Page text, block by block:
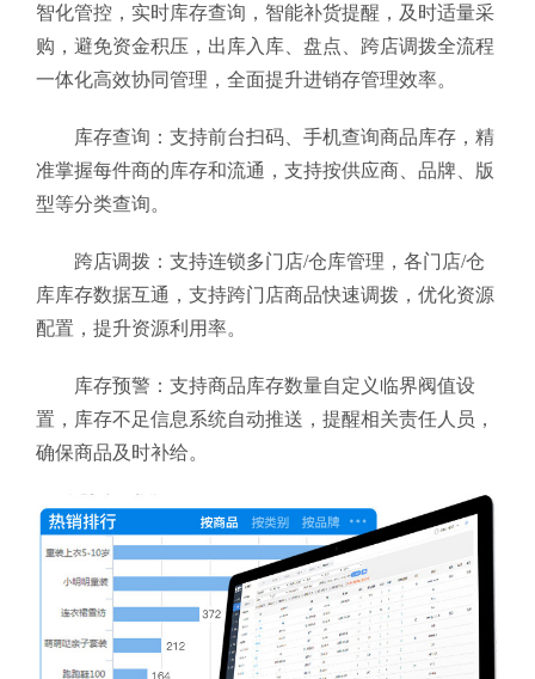
智化管控，实时库存查询，智能补货提醒，及时适量采
购，避免资金积压，出库入库、盘点、跨店调拨全流程
一体化高效协同管理，全面提升进销存管理效率。
库存查询：支持前台扫码、手机查询商品库存，精
准掌握每件商的库存和流通，支持按供应商、品牌、版
型等分类查询。
跨店调拨：支持连锁多门店/仓库管理，各门店/仓
库库存数据互通，支持跨门店商品快速调拨，优化资源
配置，提升资源利用率。
库存预警：支持商品库存数量自定义临界阀值设
置，库存不足信息系统自动推送，提醒相关责任人员，
确保商品及时补给。